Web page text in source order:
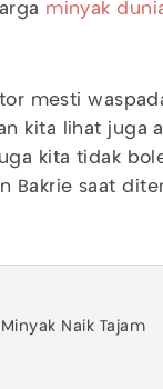
minyak
mesti
kita lihat juga
kita tidak
Bakrie saat
Naik Tajam